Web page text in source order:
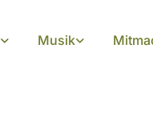
Musik